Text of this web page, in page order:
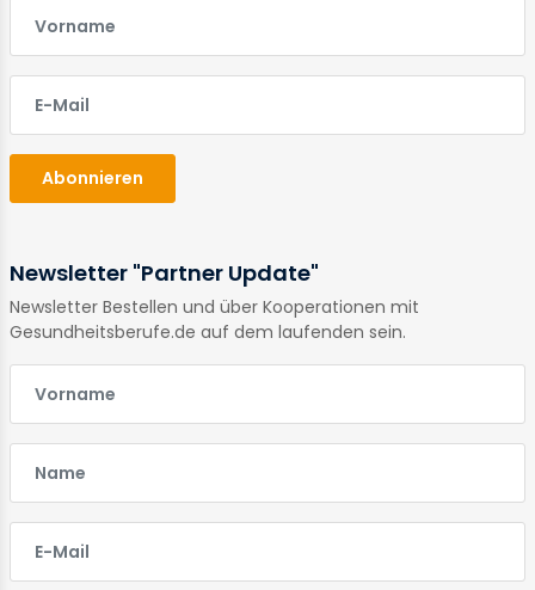
Abonnieren
Newsletter "Partner Update"
Newsletter Bestellen und über Kooperationen mit
Gesundheitsberufe.de auf dem laufenden sein.